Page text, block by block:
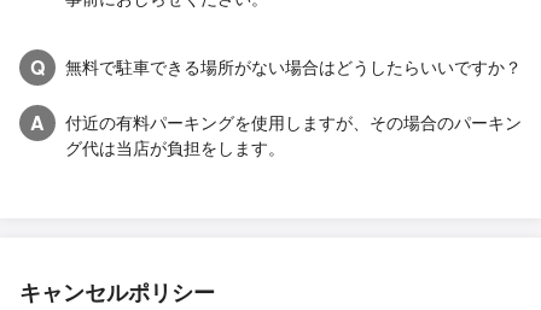
Q 無料で駐車できる場所がない場合はどうしたらいいですか？
A
付近の有料パーキングを使用しますが、その場合のパーキン
グ代は当店が負担をします。
キャンセルポリシー